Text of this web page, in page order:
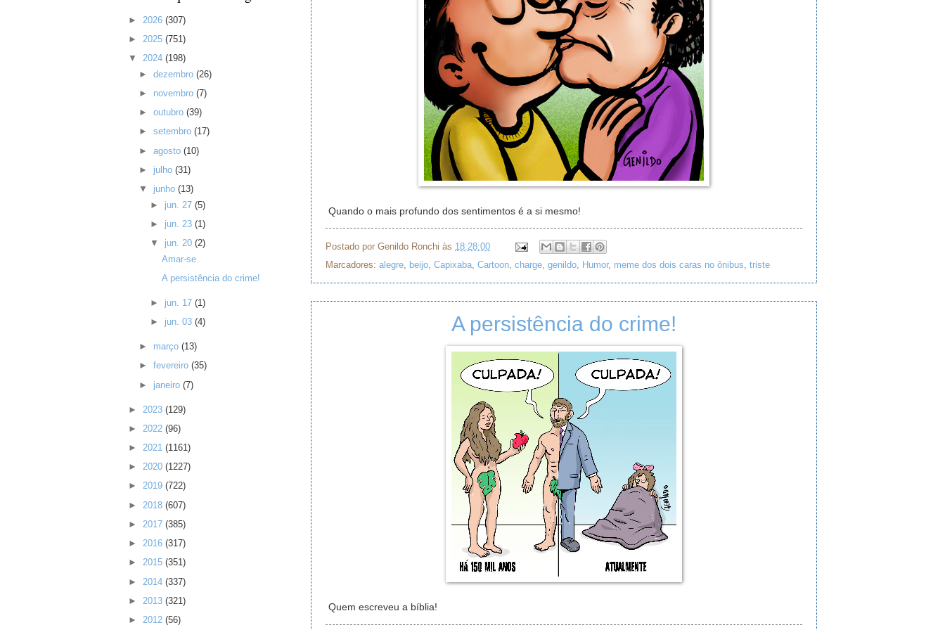
Quando o mais profundo dos sentimentos é a si mesmo!
Postado por Genildo Ronchi às 18:28:00
Marcadores: alegre, beijo, Capixaba, Cartoon, charge, genildo, Humor, meme dos dois caras no ônibus, triste
A persistência do crime!
Quem escreveu a bíblia!
► 2026 (307)
► 2025 (751)
▼ 2024 (198)
►dezembro(26)
► novembro(7)
►outubro(39)
►setembro(17)
►agosto(10)
► julho(31)
▼ junho(13)
► jun. 27 (5)
► jun. 23 (1)
▼ jun. 20 (2)
Amar-se
A persistência do crime!
► jun. 17 (1)
► jun. 03 (4)
► março(13)
►fevereiro(35)
► janeiro(7)
► 2023 (129)
► 2022 (96)
► 2021 (1161)
► 2020 (1227)
► 2019 (722)
► 2018 (607)
► 2017 (385)
► 2016 (317)
► 2015 (351)
► 2014 (337)
► 2013 (321)
► 2012 (56)